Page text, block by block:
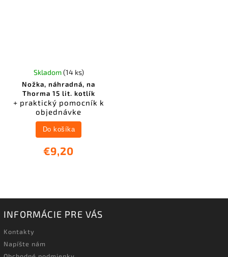
Nožka, náhradná, na
Thorma 15 lit. kotlík
+ praktický pomocník k
objednávke
Skladom(14 ks)
€9,20
Do košíka
INFORMÁCIE PRE VÁS
Kontakty
Napíšte nám